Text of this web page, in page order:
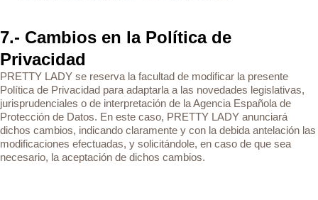
7.- Cambios en la Política de
Privacidad
PRETTY LADY se reserva la facultad de modificar la presente
Política de Privacidad para adaptarla a las novedades legislativas,
jurisprudenciales o de interpretación de la Agencia Española de
Protección de Datos. En este caso, PRETTY LADY anunciará
dichos cambios, indicando claramente y con la debida antelación las
modificaciones efectuadas, y solicitándole, en caso de que sea
necesario, la aceptación de dichos cambios.